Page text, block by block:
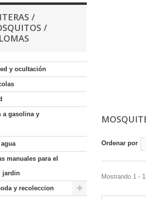
/
/
y ocultación
a gasolina y
manuales para el
jardin
y recoleccion
Ordenar por
Mostrando 1 -